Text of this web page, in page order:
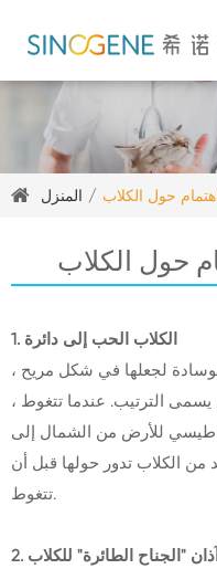
المنزل
1. الكلاب الحب إلى دائرة
لجعلها في شكل مريح ،
يسمى الترتيب. عندما تتغوط ،
للأرض من الشمال إلى
الكلاب تدور حولها قبل أن
تتغوط.
2. آذان "الجناح الطائرة" للكلاب